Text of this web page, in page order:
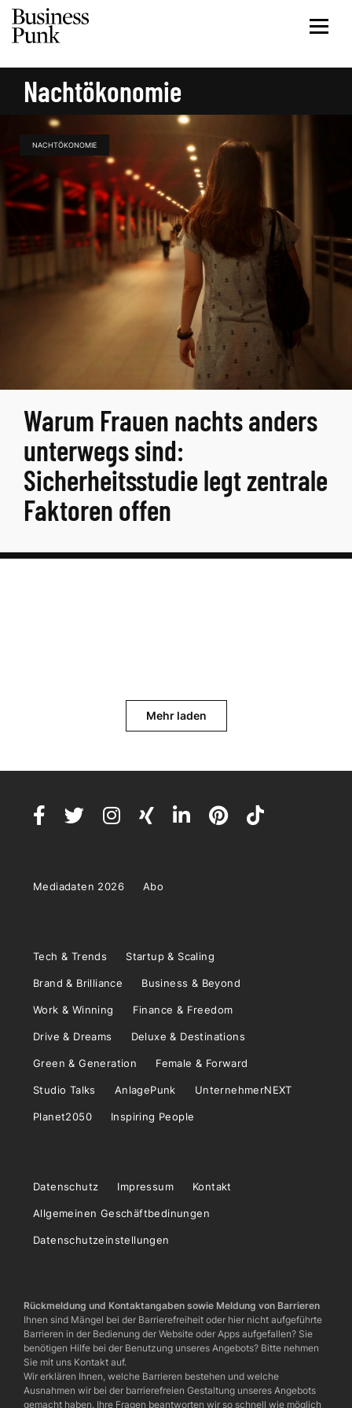
Nachtökonomie
NACHTÖKONOMIE
Warum Frauen nachts anders
unterwegs sind:
Sicherheitsstudie legt zentrale
Faktoren offen
Mehr laden
Mediadaten 2026 Abo
Tech & Trends Startup & Scaling
Brand & Brilliance Business & Beyond
Work & Winning Finance & Freedom
Drive & Dreams Deluxe & Destinations
Green & Generation Female & Forward
Studio Talks AnlagePunk UnternehmerNEXT
Planet2050 Inspiring People
Datenschutz Impressum Kontakt
Allgemeinen Geschäftbedinungen
Datenschutzeinstellungen
Rückmeldung und Kontaktangaben sowie Meldung von Barrieren
Ihnen sind Mängel bei der Barrierefreiheit oder hier nicht aufgeführte
Barrieren in der Bedienung der Website oder Apps aufgefallen? Sie
benötigen Hilfe bei der Benutzung unseres Angebots? Bitte nehmen
Sie mit uns Kontakt auf.
Wir erklären Ihnen, welche Barrieren bestehen und welche
Ausnahmen wir bei der barrierefreien Gestaltung unseres Angebots
gemacht haben. Ihre Fragen beantworten wir so schnell wie möglich